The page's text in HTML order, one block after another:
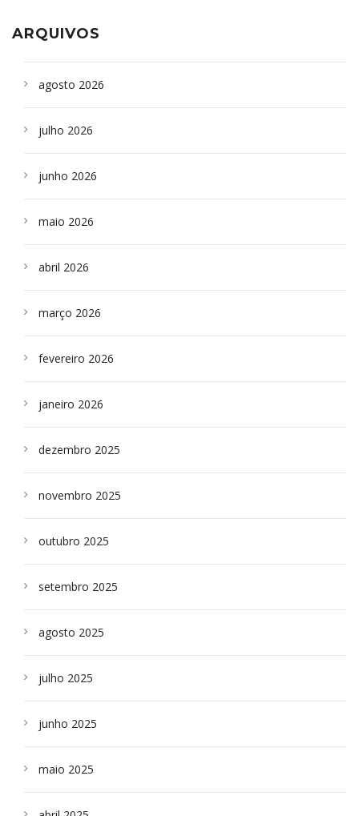
ARQUIVOS
agosto 2026
julho 2026
junho 2026
maio 2026
abril 2026
março 2026
fevereiro 2026
janeiro 2026
dezembro 2025
novembro 2025
outubro 2025
setembro 2025
agosto 2025
julho 2025
junho 2025
maio 2025